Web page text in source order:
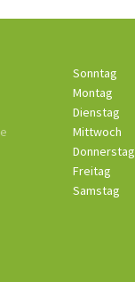
Sonntag
Montag
Dienstag
Mittwoch
Donnerstag
Freitag
Samstag